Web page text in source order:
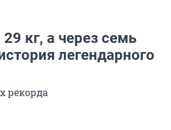
кг, а через семь
легендарного
рекорда